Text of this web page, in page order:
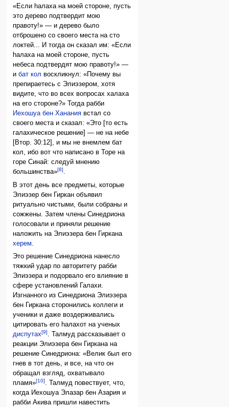
«Если hалаха на моей стороне, пусть
это дерево подтвердит мою
правоту!» — и дерево было
отброшено со своего места на сто
локтей... И тогда он сказал им: «Если
hалаха на моей стороне, пусть
небеса подтвердят мою правоту!» —
ибат кол воскликнул: «Почему вы
препираетесь с Элиэзером, хотя
видите, что во всех вопросах халаха
на его стороне?» Тогда рабби
Иехошуа бен Ханания встал со
своего места и сказал: «Это [то есть
галахическое решение] — не на небе
[Втор. 30:12], и мы не внемлем бат
кол, ибо вот что написано в Торе на
горе Синай: следуй мнению
большинства»[8].
В этот день все предметы, которые
Элиэзер бен Гиркан объявил
ритуально чистыми, были собраны и
сожжены. Затем члены Синедриона
голосовали и приняли решение
наложить на Элиэзера бен Гиркана
херем
Это решение Синедриона нанесло
тяжкий удар по авторитету рабби
Элиэзера и подорвало его влияние в
сфере установлений Галахи.
Изгнанного из Синедриона Элиэзера
бен Гиркана сторонились коллеги и
ученики и даже воздерживались
цитировать его hалахот на ученых
диспутах[9]. Талмуд рассказывает о
реакции Элиэзера бен Гиркана на
решение Синедриона: «Велик был его
гнев в тот день, и все, на что он
обращал взгляд, охватывало
пламя»[10]. Талмуд повествует, что,
когда Иехошуа Элазар бен Азария и
рабби Акива пришли навестить